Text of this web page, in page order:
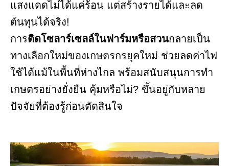
แสงแดดไม่ได้แค่ร้อน แต่สร้างรายได้และลด
ต้นทุนได้จริง!
การติดโซลาร์เซลล์ในฟาร์มหรือสวนกลายเป็น
ทางเลือกใหม่ของเกษตรกรยุคใหม่ ช่วยลดค่าไฟ
ใช้ได้แม้ในพื้นที่ห่างไกล พร้อมสนับสนุนการทำ
เกษตรอย่างยั่งยืน คุ้มหรือไม่? ขึ้นอยู่กับหลาย
ปัจจัยที่ต้องรู้ก่อนตัดสินใจ